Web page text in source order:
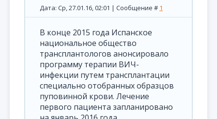
Дата: Ср, 27.01.16, 02:01 | Сообщение # 1
В конце 2015 года Испанское
национальное общество
трансплантологов анонсировало
программу терапии ВИЧ-
инфекции путем трансплантации
специально отобранных образцов
пуповинной крови. Лечение
первого пациента запланировано